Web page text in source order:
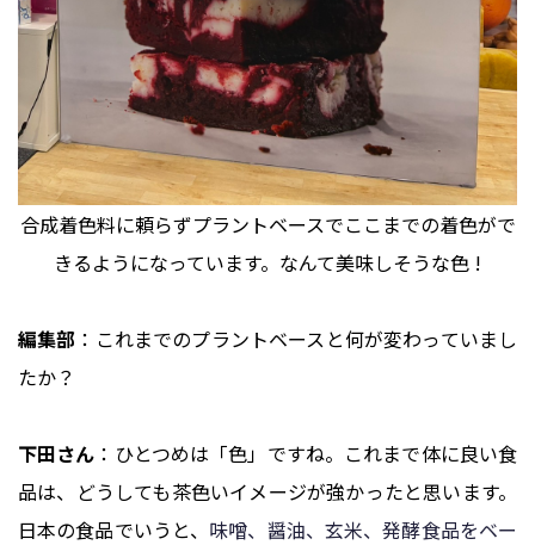
合成着色料に頼らずプラントベースでここまでの着色がで
きるようになっています。なんて美味しそうな色 !
編集部 ：これまでのプラントベースと何が変わっていまし
たか？
下田さん ：ひとつめは「色」ですね。これまで体に良い食
品は、どうしても茶色いイメージが強かったと思います。
日本の食品でいうと、 味噌、醤油、玄米、発酵食品をベー